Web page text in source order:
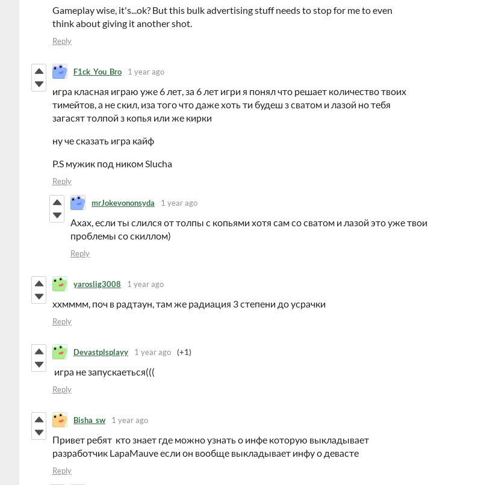
Gameplay wise, it's...ok? But this bulk advertising stuff needs to stop for me to even
think about giving it another shot.
Reply
F1ck_You_Bro 1 year ago
игра класная играю уже 6 лет, за 6 лет игри я понял что решает количество твоих
тимейтов, а не скил, иза того что даже хоть ти будеш з сватом и лазой но тебя
загасят толпой з копья или же кирки
ну че сказать игра кайф
P.S мужик под ником Slucha
Reply
mrJokevononsyda 1 year ago
Ахах, если ты слился от толпы с копьями хотя сам со сватом и лазой это уже твои
проблемы со скиллом)
Reply
yaroslig3008 1 year ago
ххмммм, поч в радтаун, там же радиация 3 степени до усрачки
Reply
Devastplsplayy 1 year ago (+1)
игра не запускаеться(((
Reply
Bisha_sw 1 year ago
Привет ребят кто знает где можно узнать о инфе которую выкладывает
разработчик LapaMauve если он вообще выкладывает инфу о девасте
Reply